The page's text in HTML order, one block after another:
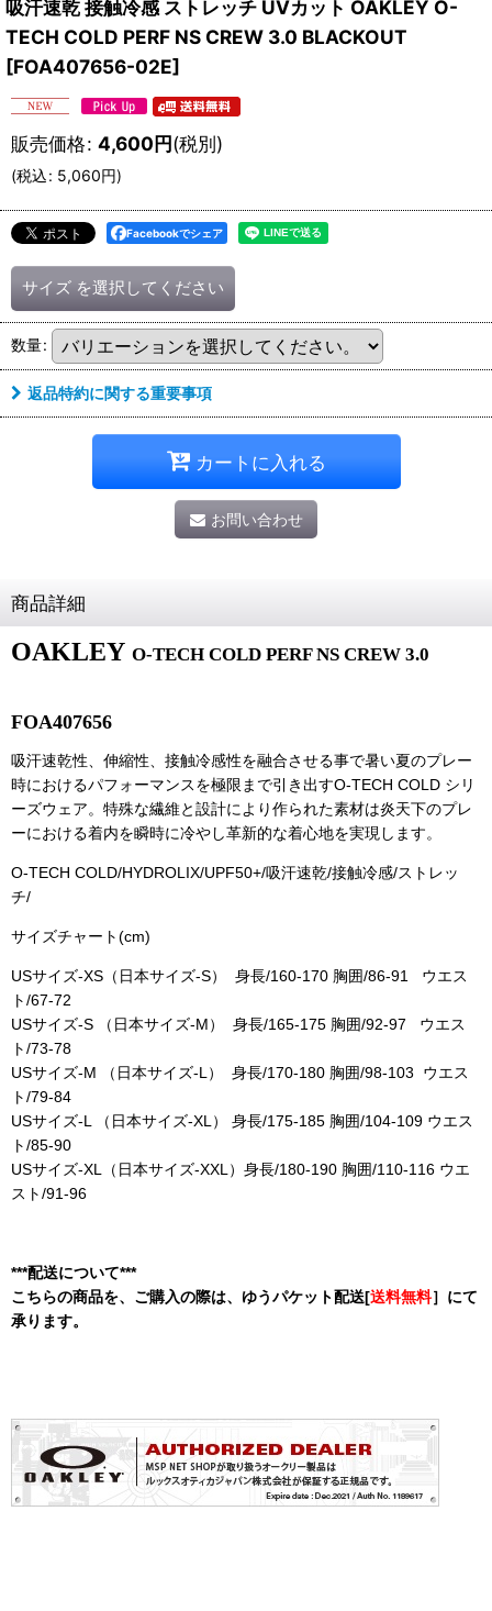
吸汗速乾 接触冷感 ストレッチ UVカット OAKLEY O-
TECH COLD PERF NS CREW 3.0 BLACKOUT
[FOA407656-02E]
販売価格: 4,600円(税別)
(税込: 5,060円)
Facebookでシェア
サイズ を選択してください
数量:
返品特約に関する重要事項
カートに入れる
お問い合わせ
商品詳細
OAKLEY O-TECH COLD PERF NS CREW 3.0
FOA407656
吸汗速乾性、伸縮性、接触冷感性を融合させる事で暑い夏のプレー
時におけるパフォーマンスを極限まで引き出すO-TECH COLD シリ
ーズウェア。特殊な繊維と設計により作られた素材は炎天下のプレ
ーにおける着内を瞬時に冷やし革新的な着心地を実現します。
O-TECH COLD/HYDROLIX/UPF50+/吸汗速乾/接触冷感/ストレッ
チ/
サイズチャート(cm)
USサイズ-XS（日本サイズ-S） 身長/160-170 胸囲/86-91 ウエス
ト/67-72
USサイズ-S （日本サイズ-M） 身長/165-175 胸囲/92-97 ウエス
ト/73-78
USサイズ-M （日本サイズ-L） 身長/170-180 胸囲/98-103 ウエス
ト/79-84
USサイズ-L （日本サイズ-XL） 身長/175-185 胸囲/104-109 ウエス
ト/85-90
USサイズ-XL（日本サイズ-XXL）身長/180-190 胸囲/110-116 ウエ
スト/91-96
***配送について***
こちらの商品を、ご購入の際は、ゆうパケット配送[送料無料］にて
承ります。